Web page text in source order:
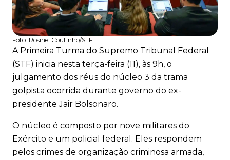
Foto: Rosinei Coutinho/STF
A Primeira Turma do Supremo Tribunal Federal
(STF) inicia nesta terça-feira (11), às 9h, o
julgamento dos réus do núcleo 3 da trama
golpista ocorrida durante governo do ex-
presidente Jair Bolsonaro.
O núcleo é composto por nove militares do
Exército e um policial federal. Eles respondem
pelos crimes de organização criminosa armada,